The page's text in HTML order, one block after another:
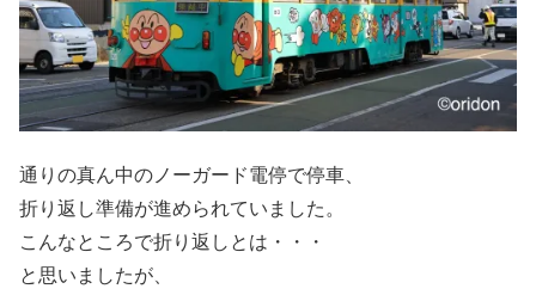
通りの真ん中のノーガード電停で停車、
折り返し準備が進められていました。
こんなところで折り返しとは・・・
と思いましたが、